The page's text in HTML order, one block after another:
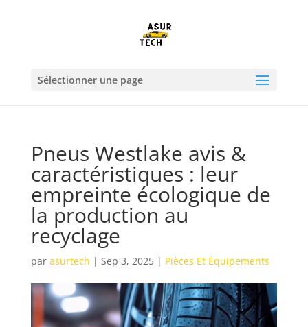
Sélectionner une page
Pneus Westlake avis &
caractéristiques : leur
empreinte écologique de
la production au
recyclage
par asurtech | Sep 3, 2025| Pièces Et Équipements